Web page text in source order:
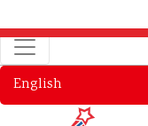
English